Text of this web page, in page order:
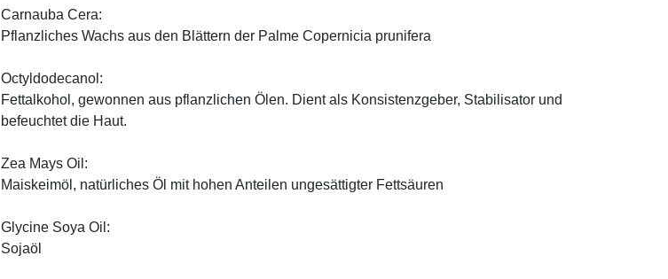
Carnauba Cera:
Pflanzliches Wachs aus den Blättern der Palme Copernicia prunifera
Octyldodecanol:
Fettalkohol, gewonnen aus pflanzlichen Ölen. Dient als Konsistenzgeber, Stabilisator und
befeuchtet die Haut.
Zea Mays Oil:
Maiskeimöl, natürliches Öl mit hohen Anteilen ungesättigter Fettsäuren
Glycine Soya Oil:
Sojaöl